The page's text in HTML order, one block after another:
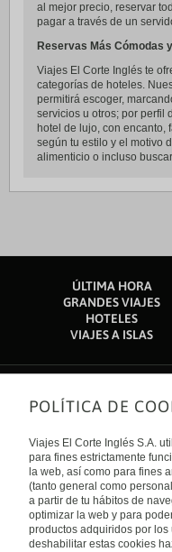
al mejor precio, reservar
pagar a través de un
Reservas Más Cómodas
Viajes El Corte Inglés te
categorías de hoteles.
permitirá escoger,
servicios u otros; por perfil
hotel de lujo, con
según tu estilo y el motivo
alimenticio o incluso
ÚLTIMA HORA
GRANDES VIAJES
HOTELES
VIAJES A ISLAS
Sobre nosotros
Quiénes somos
Financiación
Sostenibilidad
Turismo accesible
Tarjeta El Corte Inglés
Trabaja con nosotros
El Corte Inglés
Canal Ético
Enlaces de
Guías de viaje
Catálogos
Auto check-in
Condiciones Generales
Política de privacidad
Internacional
España
POLÍTICA DE
Viajes El Corte Inglés S.A.
para fines estrictamente
la web, así como para fines
(tanto general como
a partir de tu hábitos de
optimizar la web y para
productos adquiridos por
deshabilitar estas cookies